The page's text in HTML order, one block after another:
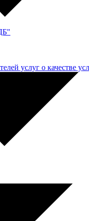
услуг о качестве